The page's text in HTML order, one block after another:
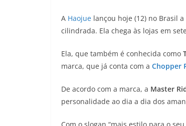
a
s
A
p
l
g
r
a
c
b
o
o
i
t
e
r
p
L
i
n
A Haojue lançou hoje (12) no Brasil a
cilindrada. Ela chega às lojas em
Ela, que também é conhecida como
marca, que já conta com a Chopper
De acordo com a marca, a Master
personalidade ao dia a dia dos